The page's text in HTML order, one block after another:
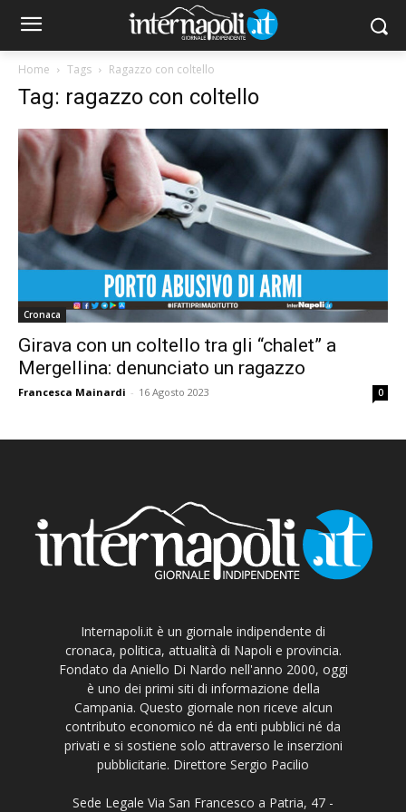
Home Tags Ragazzo con coltello
Tag: ragazzo con coltello
Cronaca
Girava con un coltello tra gli “chalet” a
Mergellina: denunciato un ragazzo
Francesca Mainardi - 16 Agosto 2023 0
Internapoli.it è un giornale indipendente di
cronaca, politica, attualità di Napoli e provincia.
Fondato da Aniello Di Nardo nell'anno 2000, oggi
è uno dei primi siti di informazione della
Campania. Questo giornale non riceve alcun
contributo economico né da enti pubblici né da
privati e si sostiene solo attraverso le inserzioni
pubblicitarie. Direttore Sergio Pacilio
Sede Legale Via San Francesco a Patria, 47 -